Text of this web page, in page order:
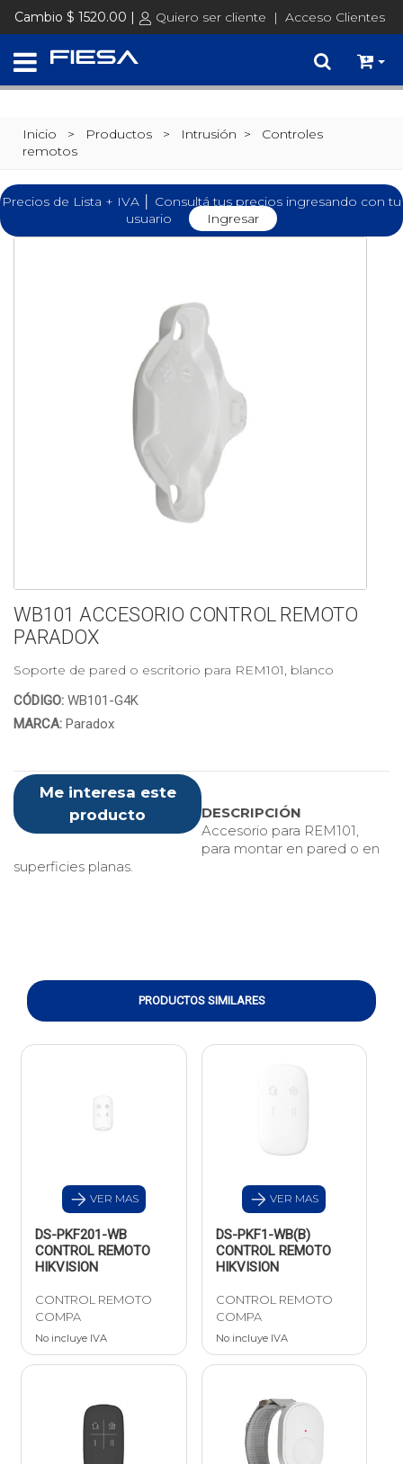
Cambio $ 1520.00 | Quiero ser cliente | Acceso Clientes
Inicio > Productos > Intrusión > Controles
remotos
Precios de Lista + IVA │ Consultá tus precios ingresando con tu
usuario
Ingresar
WB101 ACCESORIO CONTROL REMOTO
PARADOX
Soporte de pared o escritorio para REM101, blanco
CÓDIGO: WB101-G4K
MARCA: Paradox
Me interesa este
producto
DESCRIPCIÓN
Accesorio para REM101,
para montar en pared o en
superficies planas.
PRODUCTOS SIMILARES
VER MAS
DS-PKF201-WB
CONTROL REMOTO
HIKVISION
CONTROL REMOTO
COMPA
No incluye IVA
VER MAS
DS-PKF1-WB(B)
CONTROL REMOTO
HIKVISION
CONTROL REMOTO
COMPA
No incluye IVA